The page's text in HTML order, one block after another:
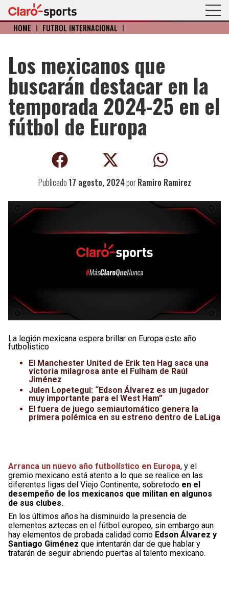
HOME I FÚTBOL INTERNACIONAL I
Los mexicanos que
buscarán destacar en la
temporada 2024-25 en el
fútbol de Europa
Publicado 17 agosto, 2024porRamiro Ramirez
La legión mexicana espera brillar en Europa este año
futbolistico
El Manchester United de Erik ten Hag saca una
victoria milagrosa ante el Fulham de Raúl
Jiménez
Julen Lopetegui: “Edson Álvarez es un jugador
muy importante para el West Ham”
El fuera de juego semiautomático genera la
primera polémica en su estreno dentro de LaLiga
Arranca un nuevo año futbolístico en Europa, y el
gremio mexicano está atento a lo que se realice en las
diferentes ligas del Viejo Continente, sobretodo en el
desempeño de los mexicanos que militan en algunos
de sus clubes.
En los últimos años ha disminuido la presencia de
elementos aztecas en el fútbol europeo, sin embargo aun
hay elementos de probada calidad como Edson Álvarez y
Santiago Giménez que intentarán dar de que hablar y
tratarán de seguir abriendo puertas al talento mexicano.